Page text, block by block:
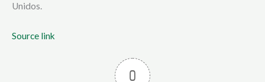
Unidos.
Source link
0